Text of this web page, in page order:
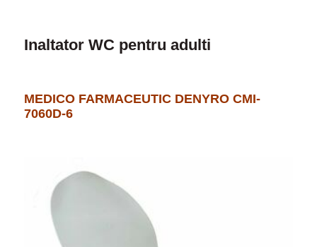
Inaltator WC pentru adulti
MEDICO FARMACEUTIC DENYRO CMI-
7060D-6